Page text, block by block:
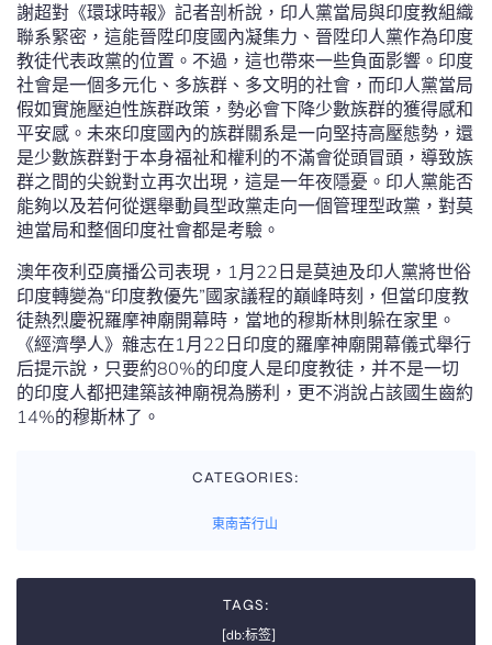
謝超對《環球時報》記者剖析說，印人黨當局與印度教組織
聯系緊密，這能晉陞印度國內凝集力、晉陞印人黨作為印度
教徒代表政黨的位置。不過，這也帶來一些負面影響。印度
社會是一個多元化、多族群、多文明的社會，而印人黨當局
假如實施壓迫性族群政策，勢必會下降少數族群的獲得感和
平安感。未來印度國內的族群關系是一向堅持高壓態勢，還
是少數族群對于本身福祉和權利的不滿會從頭冒頭，導致族
群之間的尖銳對立再次出現，這是一年夜隱憂。印人黨能否
能夠以及若何從選舉動員型政黨走向一個管理型政黨，對莫
迪當局和整個印度社會都是考驗。
澳年夜利亞廣播公司表現，1月22日是莫迪及印人黨將世俗
印度轉變為“印度教優先”國家議程的巔峰時刻，但當印度教
徒熱烈慶祝羅摩神廟開幕時，當地的穆斯林則躲在家里。
《經濟學人》雜志在1月22日印度的羅摩神廟開幕儀式舉行
后提示說，只要約80%的印度人是印度教徒，并不是一切
的印度人都把建築該神廟視為勝利，更不消說占該國生齒約
14%的穆斯林了。
CATEGORIES:
東南苦行山
TAGS:
[db:标签]